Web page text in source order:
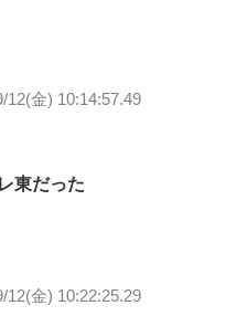
12(金) 10:14:57.49
東だった
12(金) 10:22:25.29